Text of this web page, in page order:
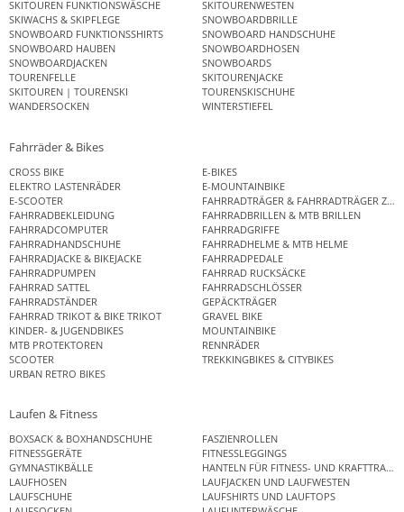
SKITOUREN FUNKTIONSWÄSCHE
SKITOURENWESTEN
SKIWACHS & SKIPFLEGE
SNOWBOARDBRILLE
SNOWBOARD FUNKTIONSSHIRTS
SNOWBOARD HANDSCHUHE
SNOWBOARD HAUBEN
SNOWBOARDHOSEN
SNOWBOARDJACKEN
SNOWBOARDS
TOURENFELLE
SKITOURENJACKE
SKITOUREN | TOURENSKI
TOURENSKISCHUHE
WANDERSOCKEN
WINTERSTIEFEL
Fahrräder & Bikes
CROSS BIKE
E-BIKES
ELEKTRO LASTENRÄDER
E-MOUNTAINBIKE
E-SCOOTER
FAHRRADTRÄGER & FAHRRADTRÄGER
FAHRRADBEKLEIDUNG
FAHRRADBRILLEN & MTB BRILLEN
FAHRRADCOMPUTER
FAHRRADGRIFFE
FAHRRADHANDSCHUHE
FAHRRADHELME & MTB HELME
FAHRRADJACKE & BIKEJACKE
FAHRRADPEDALE
FAHRRADPUMPEN
FAHRRAD RUCKSÄCKE
FAHRRAD SATTEL
FAHRRADSCHLÖSSER
FAHRRADSTÄNDER
GEPÄCKTRÄGER
FAHRRAD TRIKOT & BIKE TRIKOT
GRAVEL BIKE
KINDER- & JUGENDBIKES
MOUNTAINBIKE
MTB PROTEKTOREN
RENNRÄDER
SCOOTER
TREKKINGBIKES & CITYBIKES
URBAN RETRO BIKES
Laufen & Fitness
BOXSACK & BOXHANDSCHUHE
FASZIENROLLEN
FITNESSGERÄTE
FITNESSLEGGINGS
GYMNASTIKBÄLLE
HANTELN FÜR FITNESS- UND
LAUFHOSEN
LAUFJACKEN UND LAUFWESTEN
LAUFSCHUHE
LAUFSHIRTS UND LAUFTOPS